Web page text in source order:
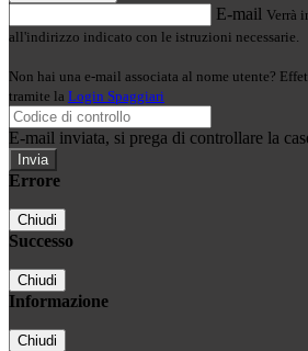
E-mail Verrà
all'indirizzo indicato con le istruzioni necessarie.
Non hai una e-mail associata al nome utente?
tramite la Login Spaggiari
E-mail inviata, si prega di controllare la
Errore
Chiudi
Successo
Chiudi
Informazione
Chiudi